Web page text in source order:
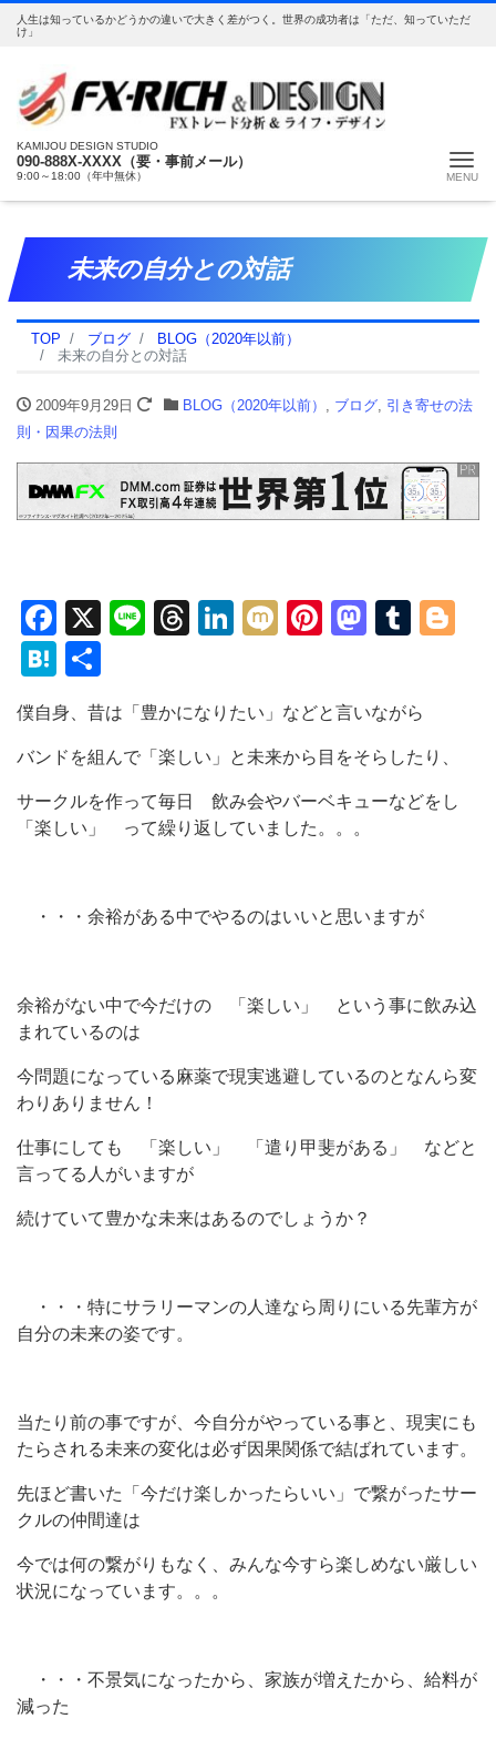
人生は知っているかどうかの違いで大きく差がつく。世界の成功者は「ただ、知っていただ
け」
KAMIJOU DESIGN STUDIO
090-888X-XXXX（要・事前メール）
9:00～18:00（年中無休）
未来の自分との対話
TOP ブログ
BLOG（2020年以前）
未来の自分との対話
2009年9月29日 BLOG（2020年以前） , ブログ, 引き寄せの法
則・因果の法則
Facebook
X LineThreads
LinkedIn
MixiPinterest
Hatena
有
僕自身、昔は「豊かになりたい」などと言いながら
バンドを組んで「楽しい」と未来から目をそらしたり、
サークルを作って毎日 飲み会やバーベキューなどをし
「楽しい」 って繰り返していました。。。
・・・余裕がある中でやるのはいいと思いますが
余裕がない中で今だけの 「楽しい」 という事に飲み込
まれているのは
今問題になっている麻薬で現実逃避しているのとなんら変
わりありません！
仕事にしても 「楽しい」 「遣り甲斐がある」 などと
言ってる人がいますが
続けていて豊かな未来はあるのでしょうか？
・・・特にサラリーマンの人達なら周りにいる先輩方が
自分の未来の姿です。
当たり前の事ですが、今自分がやっている事と、現実にも
たらされる未来の変化は必ず因果関係で結ばれています。
先ほど書いた「今だけ楽しかったらいい」で繋がったサー
クルの仲間達は
今では何の繋がりもなく、みんな今すら楽しめない厳しい
状況になっています。。。
・・・不景気になったから、家族が増えたから、給料が
減った